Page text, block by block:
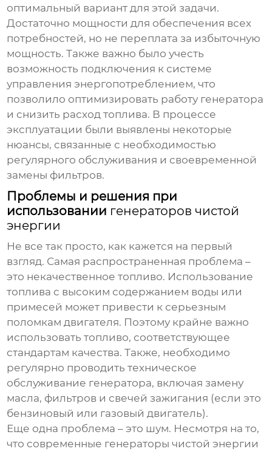
оптимальный вариант для этой задачи.
Достаточно мощности для обеспечения всех
потребностей, но не переплата за избыточную
мощность. Также важно было учесть
возможность подключения к системе
управления энергопотреблением, что
позволило оптимизировать работу генератора
и снизить расход топлива. В процессе
эксплуатации были выявлены некоторые
нюансы, связанные с необходимостью
регулярного обслуживания и своевременной
замены фильтров.
Проблемы и решения при
использовании генераторов чистой
энергии
Не все так просто, как кажется на первый
взгляд. Самая распространенная проблема –
это некачественное топливо. Использование
топлива с высоким содержанием воды или
примесей может привести к серьезным
поломкам двигателя. Поэтому крайне важно
использовать топливо, соответствующее
стандартам качества. Также, необходимо
регулярно проводить техническое
обслуживание генератора, включая замену
масла, фильтров и свечей зажигания (если это
бензиновый или газовый двигатель).
Еще одна проблема – это шум. Несмотря на то,
что современные генераторы чистой энергии